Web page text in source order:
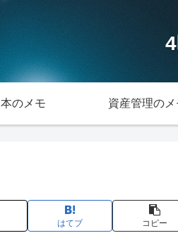
本のメモ 資産管理のメ
はてブ コピー